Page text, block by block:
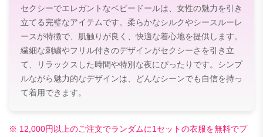
セクシーでエレガントなベビードールは、女性の魅力を引き
立てる完璧なアイテムです。柔らかなシルクやシースルーレ
ースが特徴で、肌触りが良く、快適な着心地を提供します。
繊細な刺繍やフリル付きのデザインがセクシーさを引き立
て、リラックスした時間や特別な夜にぴったりです。シンプ
ルながら魅力的なデザインは、どんなシーンでも自信を持っ
て着用できます。
※ 12,000円以上のご注文でランダムに1セットの衣服を無料でプ